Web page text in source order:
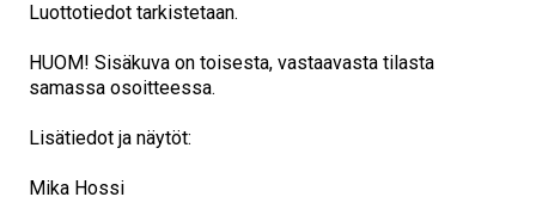
Luottotiedot tarkistetaan.
HUOM! Sisäkuva on toisesta, vastaavasta tilasta
samassa osoitteessa.
Lisätiedot ja näytöt:
Mika Hossi